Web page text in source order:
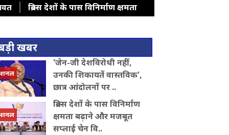
ब्रिक्स देशों के पास विनिर्माण क्षमता
छह महीनों में देशभर में संगठन का विस्तार
अरुणाचल प्रदेश: जेपी नड्डा ने बाढ़ प्रभावित
और निवेश बढ़ाने पर जोर
कोलकाता :
सीजेपी में बवाल, अभिजीत दिपके के घर के
खबर
'जेन-जी देशविरोधी नहीं,
उनकी शिकायतें वास्तविक',
छात्र आंदोलनों पर ..
ब्रिक्स देशों के पास विनिर्माण
क्षमता बढ़ाने और मजबूत
सप्लाई चेन वि..